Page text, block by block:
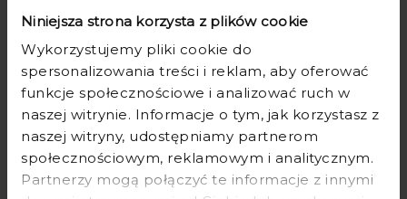
Niniejsza strona korzysta z plików cookie
Wykorzystujemy pliki cookie do
spersonalizowania treści i reklam, aby oferować
funkcje społecznościowe i analizować ruch w
naszej witrynie. Informacje o tym, jak korzystasz z
naszej witryny, udostępniamy partnerom
społecznościowym, reklamowym i analitycznym.
Partnerzy mogą połączyć te informacje z innymi
KUBEK Z IMIENIEM DLA BABCI -
KUBEK NA DZIEŃ BABCI Z
KUBEK Z IMIENIEM DLA BABCI -
KUBEK NA DZIEŃ BABCI Z